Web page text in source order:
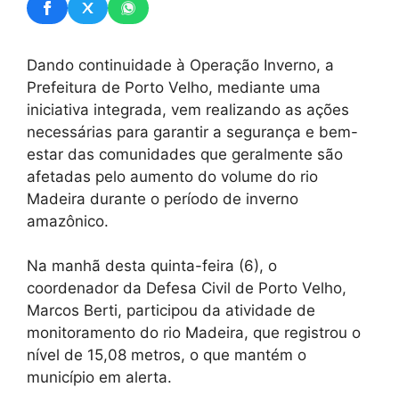
Dando continuidade à Operação Inverno, a
Prefeitura de Porto Velho, mediante uma
iniciativa integrada, vem realizando as ações
necessárias para garantir a segurança e bem-
estar das comunidades que geralmente são
afetadas pelo aumento do volume do rio
Madeira durante o período de inverno
amazônico.
Na manhã desta quinta-feira (6), o
coordenador da Defesa Civil de Porto Velho,
Marcos Berti, participou da atividade de
monitoramento do rio Madeira, que registrou o
nível de 15,08 metros, o que mantém o
município em alerta.